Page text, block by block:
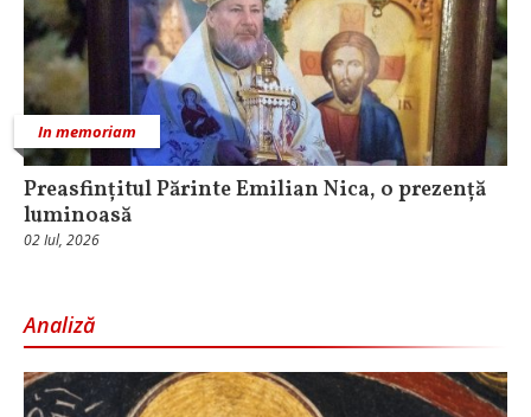
In memoriam
Preasfințitul Părinte Emilian Nica, o prezență
luminoasă
02 Iul, 2026
Analiză